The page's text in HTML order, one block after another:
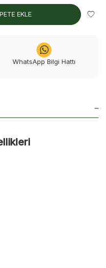
EKLE
WhatsApp Bilgi Hattı